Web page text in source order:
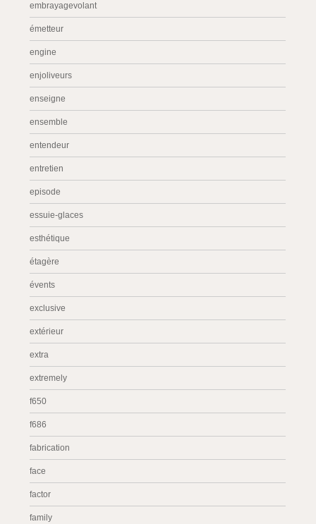
embrayagevolant
émetteur
engine
enjoliveurs
enseigne
ensemble
entendeur
entretien
episode
essuie-glaces
esthétique
étagère
évents
exclusive
extérieur
extra
extremely
f650
f686
fabrication
face
factor
family